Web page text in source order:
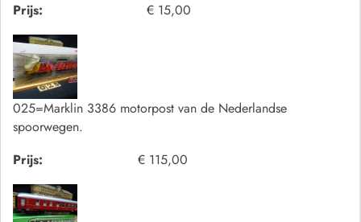
Prijs:
€ 15,00
025=Marklin 3386 motorpost van de Nederlandse
spoorwegen.
Prijs:
€ 115,00